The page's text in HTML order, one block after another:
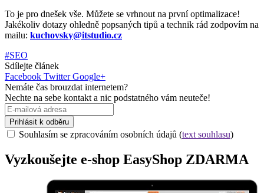
To je pro dnešek vše. Můžete se vrhnout na první optimalizace!
Jakékoliv dotazy ohledně popsaných tipů a technik rád zodpovím na
mailu: kuchovsky@itstudio.cz
#SEO
Sdílejte článek
Facebook Twitter Google+
Nemáte čas brouzdat internetem?
Nechte na sebe kontakt a nic podstatného vám neuteče!
Prihlásit k odběru
Souhlasím se zpracováním osobních údajů (text souhlasu)
Vyzkoušejte e-shop EasyShop ZDARMA